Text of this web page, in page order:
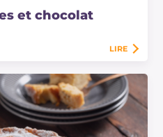
et chocolat
LIRE